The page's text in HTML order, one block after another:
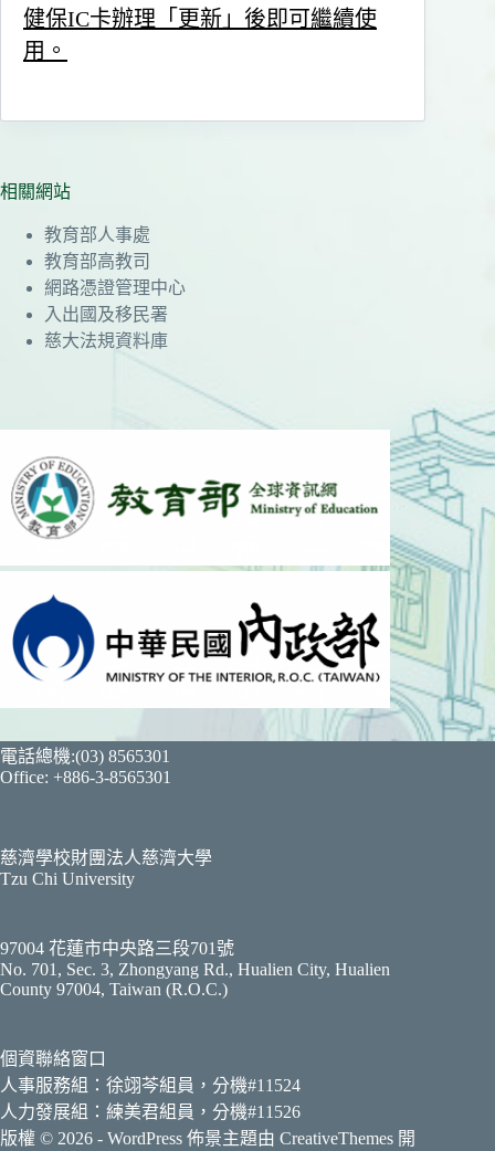
健保IC卡辦理「更新」後即可繼續使
用。
相關網站
教育部人事處
教育部高教司
網路憑證管理中心
入出國及移民署
慈大法規資料庫
電話總機:(03) 8565301
Office: +886-3-8565301
慈濟學校財團法人慈濟大學
Tzu Chi University
97004 花蓮市中央路三段701號
No. 701, Sec. 3, Zhongyang Rd., Hualien City, Hualien
County 97004, Taiwan (R.O.C.)
個資聯絡窗口
人事服務組：徐翊芩組員，分機#11524
人力發展組：練美君組員，分機#11526
版權 © 2026 - WordPress 佈景主題由 CreativeThemes 開